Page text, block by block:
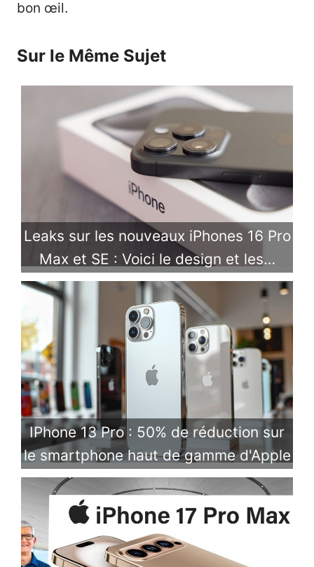
bon œil.
Sur le Même Sujet
Leaks sur les nouveaux iPhones 16 Pro
Max et SE : Voici le design et les…
IPhone 13 Pro : 50% de réduction sur
le smartphone haut de gamme d'Apple